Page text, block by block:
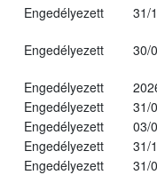
Engedélyezett
31/
Engedélyezett 30/
Engedélyezett
Engedélyezett
31/
Engedélyezett
03/
Engedélyezett
31/
Engedélyezett
31/